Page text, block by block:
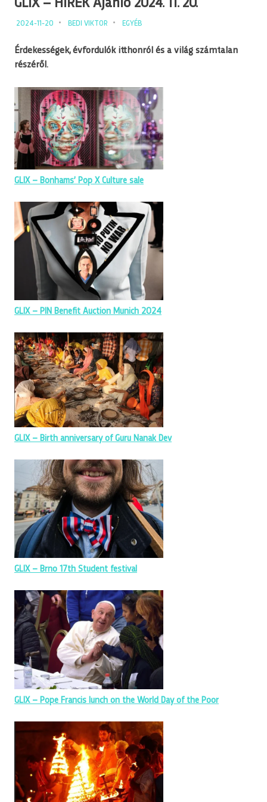
GLIX – HÍREK Ajánló 2024. 11. 20.
2024-11-20 BEDI VIKTOR EGYÉB
Érdekességek, évfordulók itthonról és a világ számtalan
részéről.
GLIX – Bonhams’ Pop X Culture sale
GLIX – PIN Benefit Auction Munich 2024
GLIX – Birth anniversary of Guru Nanak Dev
GLIX – Brno 17th Student festival
GLIX – Pope Francis lunch on the World Day of the Poor